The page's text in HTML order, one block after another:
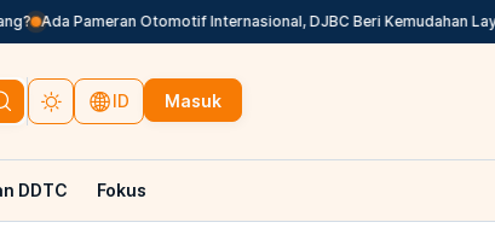
Ada Pameran Otomotif Internasional, DJBC Beri Kemudahan
ID Masuk
DDTC Fokus